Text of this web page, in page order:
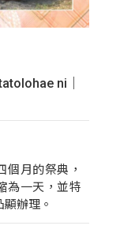
ni｜
個月的祭典，
為一天，並特
顯辦理。